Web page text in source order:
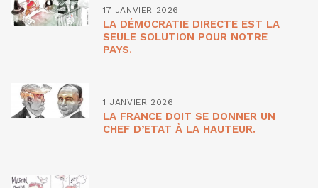
17 JANVIER 2026
LA DÉMOCRATIE DIRECTE EST LA
SEULE SOLUTION POUR NOTRE
PAYS.
1 JANVIER 2026
LA FRANCE DOIT SE DONNER UN
CHEF D’ETAT À LA HAUTEUR.